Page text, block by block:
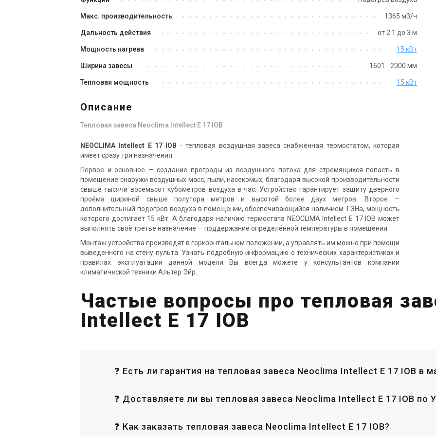
Intellect E 38 EU
Цена по запросу
Купить
Intellect E 24 IOB
Intellect E 26 IOB
Снят с производства Оставить отзыв
Великобритания
Тепловая завеса Neoclima
Цена
Цена по запросу
Купить
Снят с производства Оставить отзыв
Великобритания
Цена по запросу
Купить
Снят с производства
Великобритания
Цена по запросу
Макс. производительность 1365 м3/ч
Дальность действия от 2.1 до 3 м
Мощность нагрева 15 кВт
Ширина завесы 1601 - 2000 мм
Тепловая мощность 15 кВт
Описание
Тепловая завеса Neoclima Intellect E 17 IOB
NEOCLIMA Intellect E 17 IOB - тепловая воздушная завеса снабжённая термостатом, которая
имеет сразу три назначения.
Первое и основное — создание преграды из воздушного потока для стремящихся попасть в
помещение снаружи воздушных масс, пыли, насекомых, благодаря высокой производительности
свыше тысячи восемьсот кубометров воздуха в час. Устройство гарантирует защиту дверного
проёма шириной свыше полутора метров и высотой более двух метров. Второе —
дополнительный подогрев воздуха в помещении, обеспечивающийся наличием ТЭНа, мощность
которого достигает 15 кВт. А благодаря наличию термостата NEOCLIMA Intellect E 17 IOB может
выполнять своё третье назначение — поддержание определённой температуры в помещении.
Монтаж устройства производят в горизонтальном положении, а управлять им можно при помощи
выведенного на стену пульта. Узнать подробную информацию о технических характеристиках и
правилах эксплуатации данной модели Вы всегда можете у консультантов компании
климатической техники Альтер Эйр.
Частые вопросы про тепловая
Intellect E 17 IOB
❓ Есть ли гарантия на тепловая завеса Neoclima Intellect E 17 IOB в
❓ Доставляете ли вы тепловая завеса Neoclima Intellect E 17 IOB по
❓ Как заказать тепловая завеса Neoclima Intellect E 17 IOB?